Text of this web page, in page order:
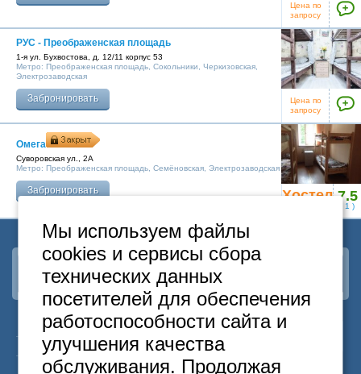
Цена по
запросу
РУС - Преображенская площадь
1-я ул. Бухвостова, д. 12/11 корпус 53
Метро: Преображенская площадь Сокольники Черкизовская
Электрозаводская
Забронировать
Цена по
запросу
Омега
Суворовская ул., 2А
Метро: Преображенская площадь Семёновская Электрозаводская
Забронировать Хостел 7.5
1 )
Наша группа ВКонтакте
Москва
Санкт-Петербург
Бесплатный
+7 495 646-74-40
+7 812
418-22-18
8 800 222-58-32
Мы используем файлы
cookies и сервисы сбора
технических данных
посетителей для обеспечения
работоспособности сайта и
улучшения качества
обслуживания. Продолжая
+7 (495) 646-74-40
Петербург
+7 (812) 418-22-18
Полная версия сайта